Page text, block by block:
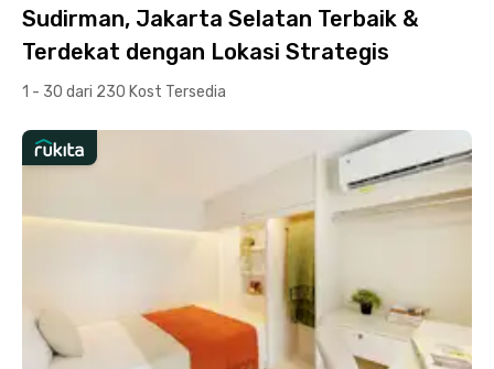
Sudirman, Jakarta Selatan Terbaik &
Terdekat dengan Lokasi Strategis
1 - 30 dari 230 Kost Tersedia